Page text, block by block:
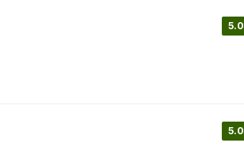
5.0
5.0